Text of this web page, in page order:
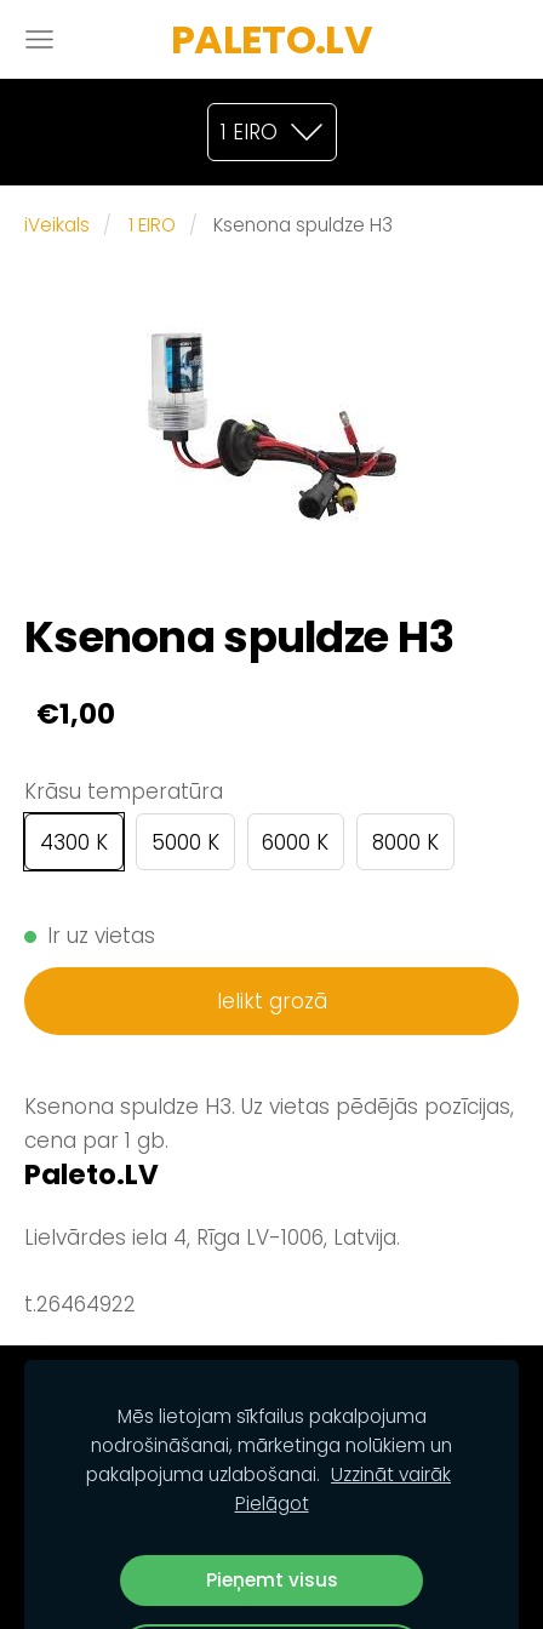
PALETO.LV
1 EIRO
Paleto.LV
Lielvārdes iela 4, Rīga LV-1006, Latvija.
t.26464922
iVeikals 1 EIRO Ksenona spuldze H3
Ksenona spuldze H3
€1,00
Krāsu temperatūra
4300 K
5000 K 6000 K 8000 K
Ir uz vietas
Ielikt grozā
Ksenona spuldze H3. Uz vietas pēdējās pozīcijas,
cena par 1 gb.
Mēs lietojam sīkfailus pakalpojuma
nodrošināšanai, mārketinga nolūkiem un
pakalpojuma uzlabošanai. Uzzināt vairāk
Pielāgot
Pieņemt visus